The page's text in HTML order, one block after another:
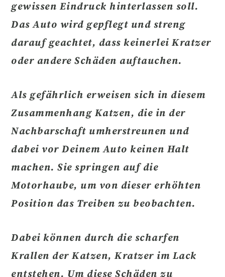
gewissen Eindruck hinterlassen soll.
Das Auto wird gepflegt und streng
darauf geachtet, dasskeinerlei Kratzer
oder andere Schäden auftauchen.
Als gefährlich erweisen sich in diesem
Zusammenhang Katzen, die in der
Nachbarschaft umherstreunen und
dabei vor Deinem Auto keinen Halt
machen. Sie springen auf die
Motorhaube, um von dieser erhöhten
Position das Treiben zu beobachten.
Dabei können durch die scharfen
Krallen der Katzen, Kratzer im Lack
entstehen. Um diese Schäden zu